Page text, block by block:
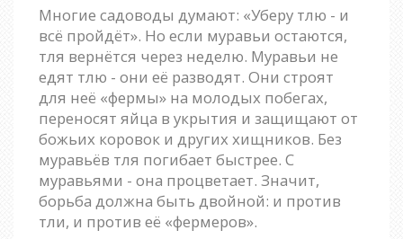
Многие садоводы думают: «Уберу тлю - и
всё пройдёт». Но если муравьи остаются,
тля вернётся через неделю. Муравьи не
едят тлю - они её разводят. Они строят
для неё «фермы» на молодых побегах,
переносят яйца в укрытия и защищают от
божьих коровок и других хищников. Без
муравьёв тля погибает быстрее. С
муравьями - она процветает. Значит,
борьба должна быть двойной: и против
тли, и против её «фермеров».